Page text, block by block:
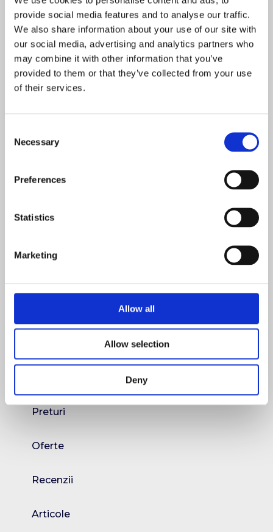
provide social media features and to analyse our traffic.
We also share information about your use of our site with
our social media, advertising and analytics partners who
may combine it with other information that you’ve
provided to them or that they’ve collected from your use
of their services.
Selection
Necessary
Preferences
Statistics
Marketing
Allow all
Allow selection
Deny
contact[@]clinicamedicus.ro
Strada Eugen Ionesco 67,
Cluj-Napoca
L - V: 09:00 - 21:00; S: 09:00 - 15:00
J12/2676/2023
Navigare
Preturi
Oferte
Recenzii
Articole